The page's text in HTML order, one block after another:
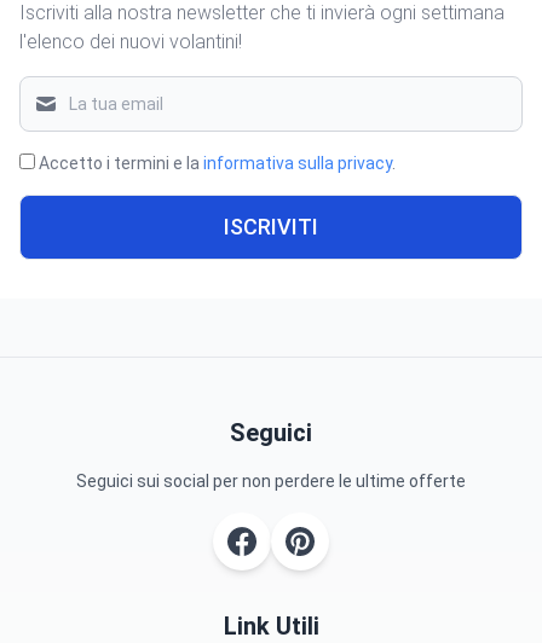
Iscriviti alla nostra newsletter che ti invierà ogni settimana
l'elenco dei nuovi volantini!
Accetto i termini e lainformativa sulla privacy.
ISCRIVITI
Seguici
Seguici sui social per non perdere le ultime offerte
Link Utili